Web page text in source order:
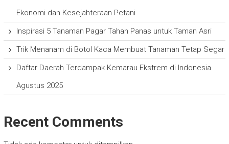
Ekonomi dan Kesejahteraan Petani
Inspirasi 5 Tanaman Pagar Tahan Panas untuk Taman Asri
Trik Menanam di Botol Kaca Membuat Tanaman Tetap Segar
Daftar Daerah Terdampak Kemarau Ekstrem di Indonesia
Agustus 2025
Recent Comments